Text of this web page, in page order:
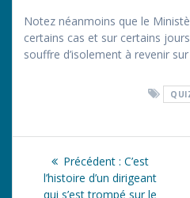
Notez néanmoins que le
certains cas et sur certains
souffre d’isolement à revenir
Navigation
Précédent : Article
précédent
:
C’est
l’histoire d’un dirigeant
qui s’est trompé sur le